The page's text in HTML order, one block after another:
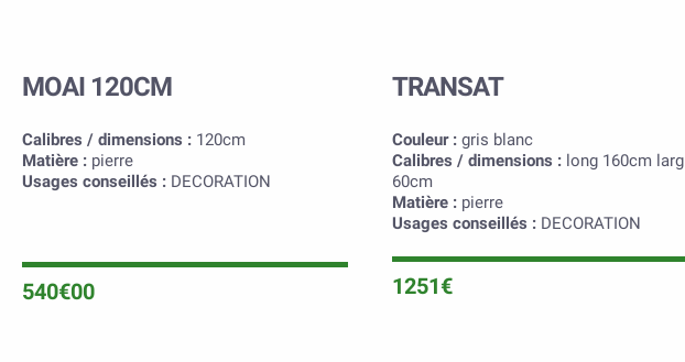
MOAI 120CM
Calibres / dimensions : 120cm
Matière : pierre
Usages conseillés : DECORATION
540€00
TRANSAT
Couleur : gris blanc
Calibres / dimensions : long 160cm larg
60cm
Matière : pierre
Usages conseillés : DECORATION
1251€